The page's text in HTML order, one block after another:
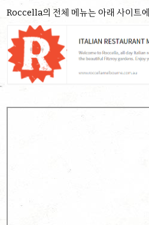
Roccella의 전체 메뉴는 아래 사이트